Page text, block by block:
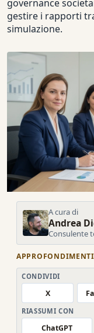
governance
gestire i rapporti
simulazione.
A cura di
Andrea
Consulente
APPROFONDIMENTI
CONDIVIDI
X
RIASSUMI CON
ChatGPT